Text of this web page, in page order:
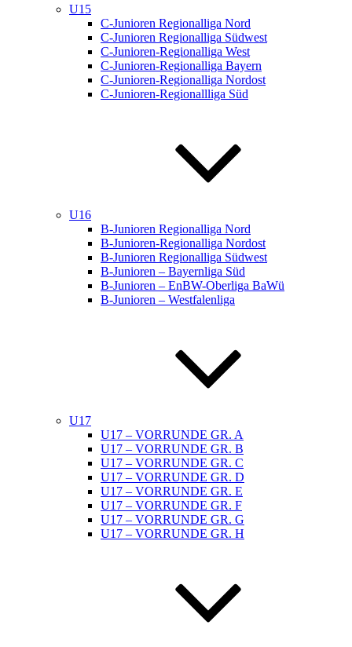
U15
C-Junioren Regionalliga Nord
C-Junioren Regionalliga Südwest
C-Junioren-Regionalliga West
C-Junioren-Regionalliga Bayern
C-Junioren-Regionalliga Nordost
C-Junioren-Regionallliga Süd
U16
B-Junioren Regionalliga Nord
B-Junioren-Regionalliga Nordost
B-Junioren Regionalliga Südwest
B-Junioren – Bayernliga Süd
B-Junioren – EnBW-Oberliga BaWü
B-Junioren – Westfalenliga
U17
U17 – VORRUNDE GR. A
U17 – VORRUNDE GR. B
U17 – VORRUNDE GR. C
U17 – VORRUNDE GR. D
U17 – VORRUNDE GR. E
U17 – VORRUNDE GR. F
U17 – VORRUNDE GR. G
U17 – VORRUNDE GR. H